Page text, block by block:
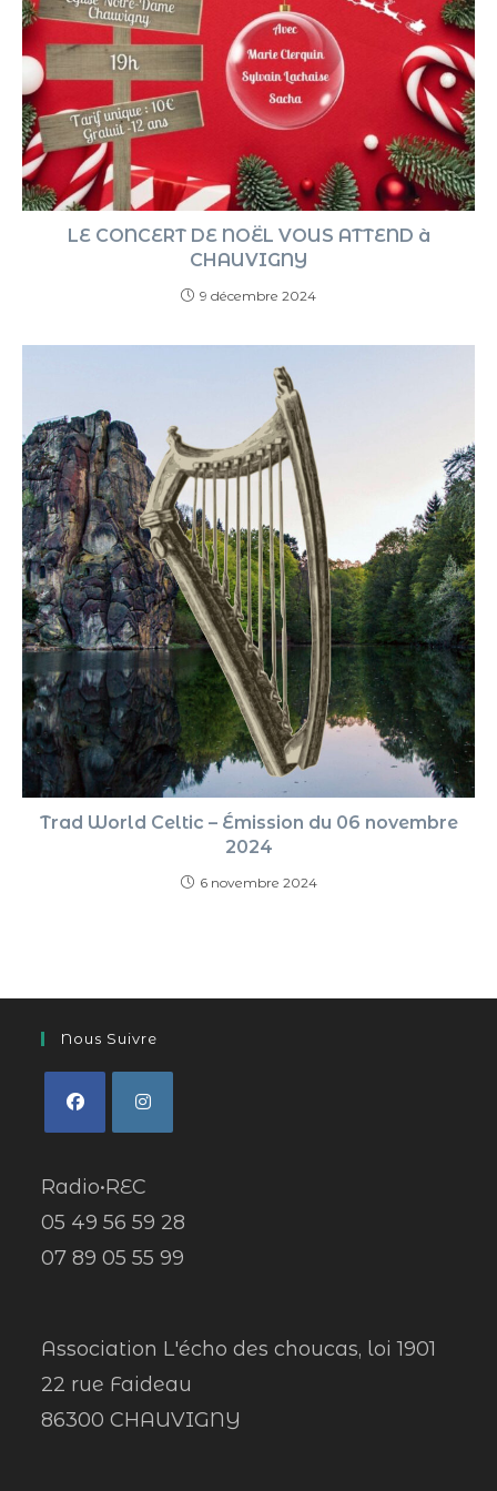
LE CONCERT DE NOËL VOUS ATTEND à
CHAUVIGNY
9 décembre 2024
Trad World Celtic – Émission du 06 novembre
2024
6 novembre 2024
Nous Suivre
Radio•REC
05 49 56 59 28
07 89 05 55 99
Association L'écho des choucas, loi 1901
22 rue Faideau
86300 CHAUVIGNY